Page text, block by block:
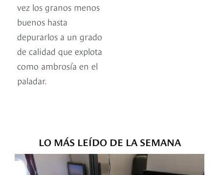
vez los granos menos
buenos hasta
depurarlos a un grado
de calidad que explota
como ambrosía en el
paladar.
LO MÁS LEÍDO DE LA SEMANA